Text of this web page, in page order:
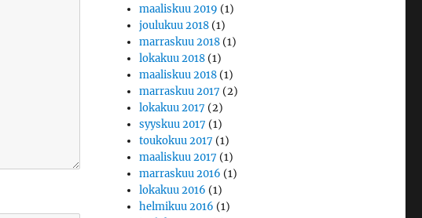
maaliskuu 2019 (1)
joulukuu 2018 (1)
marraskuu 2018 (1)
lokakuu 2018 (1)
maaliskuu 2018 (1)
marraskuu 2017 (2)
lokakuu 2017 (2)
syyskuu 2017 (1)
toukokuu 2017 (1)
maaliskuu 2017 (1)
marraskuu 2016 (1)
lokakuu 2016 (1)
helmikuu 2016 (1)